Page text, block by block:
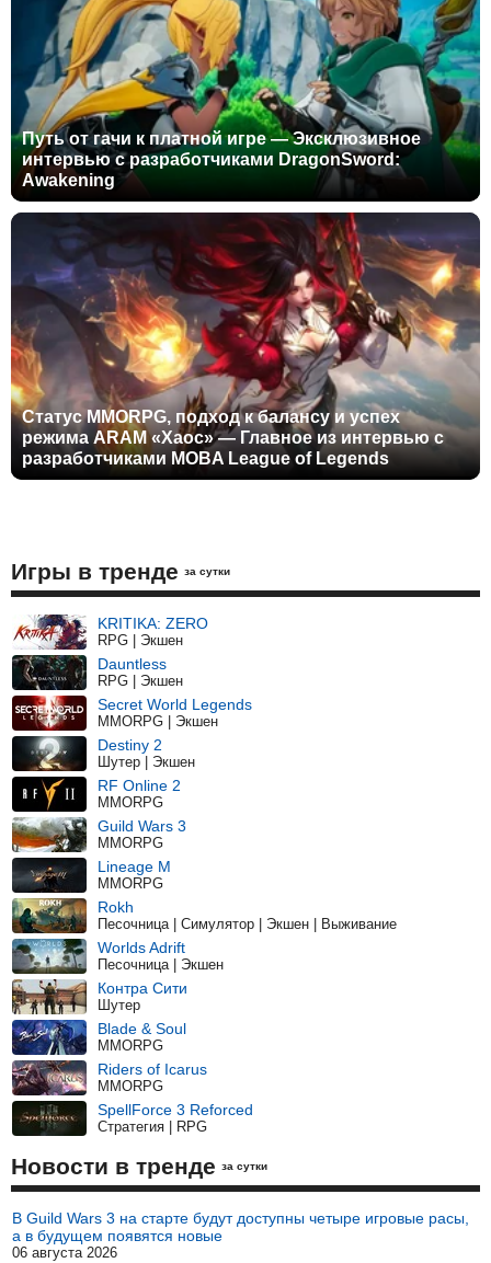
Путь от гачи к платной игре — Эксклюзивное
интервью с разработчиками DragonSword:
Awakening
Статус MMORPG, подход к балансу и успех
режима ARAM «Хаос» — Главное из интервью с
разработчиками MOBA League of Legends
Игры в тренде за сутки
KRITIKA: ZERO
RPG | Экшен
Dauntless
RPG | Экшен
Secret World Legends
MMORPG | Экшен
Destiny 2
Шутер | Экшен
RF Online 2
MMORPG
Guild Wars 3
MMORPG
Lineage M
MMORPG
Rokh
Песочница | Симулятор | Экшен | Выживание
Worlds Adrift
Песочница | Экшен
Контра Сити
Шутер
Blade & Soul
MMORPG
Riders of Icarus
MMORPG
SpellForce 3 Reforced
Стратегия | RPG
Новости в тренде за сутки
В Guild Wars 3 на старте будут доступны четыре игровые расы,
а в будущем появятся новые
06 августа 2026